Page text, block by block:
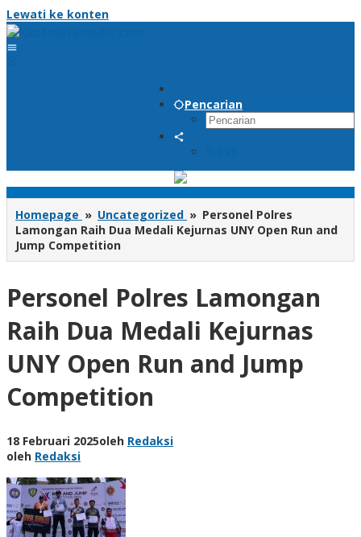
Lewati ke konten
Pencarian
Homepage » Uncategorized » Personel Polres
Lamongan Raih Dua Medali Kejurnas UNY Open Run and
Jump Competition
Personel Polres Lamongan
Raih Dua Medali Kejurnas
UNY Open Run and Jump
Competition
18 Februari 2025oleh Redaksi
oleh Redaksi